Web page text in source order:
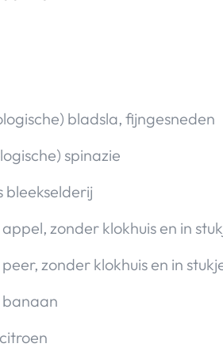
bladsla, fijngesneden
spinazie
bleekselderij
zonder klokhuis en in
zonder klokhuis en in
banaan